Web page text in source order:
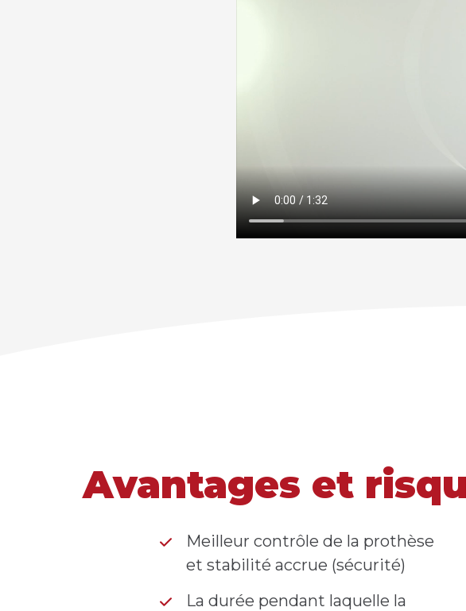
Avantages et
Meilleur contrôle de la prothèse
et stabilité accrue (sécurité)
La durée pendant laquelle la